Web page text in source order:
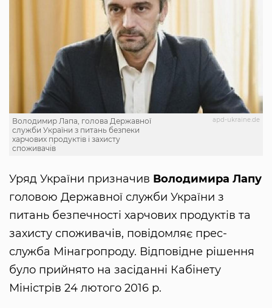
apd-ukraine.de
Володимир Лапа, голова Державної
служби України з питань безпеки
харчових продуктів і захисту
споживачів
Уряд України призначив Володимира Лапу
головою Державної служби України з
питань безпечності харчових продуктів та
захисту споживачів, повідомляє прес-
служба Мінагропроду. Відповідне рішення
було прийнято на засіданні Кабінету
Міністрів 24 лютого 2016 р.